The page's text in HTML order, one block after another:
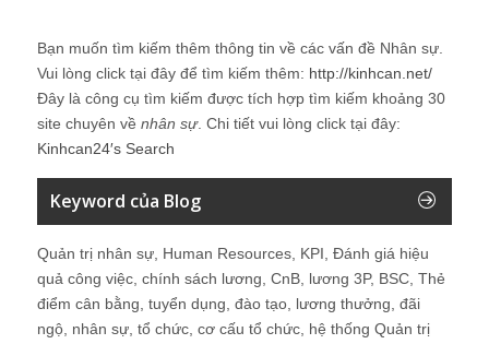
Bạn muốn tìm kiếm thêm thông tin về các vấn đề Nhân sự.
Vui lòng click tại đây để tìm kiếm thêm: http://kinhcan.net/
Đây là công cụ tìm kiếm được tích hợp tìm kiếm khoảng 30
site chuyên về nhân sự. Chi tiết vui lòng click tại đây:
Kinhcan24′s Search
Keyword của Blog
Quản trị nhân sự, Human Resources, KPI, Đánh giá hiệu
quả công việc, chính sách lương, CnB, lương 3P, BSC, Thẻ
điểm cân bằng, tuyển dụng, đào tạo, lương thưởng, đãi
ngộ, nhân sự, tổ chức, cơ cấu tổ chức, hệ thống Quản trị